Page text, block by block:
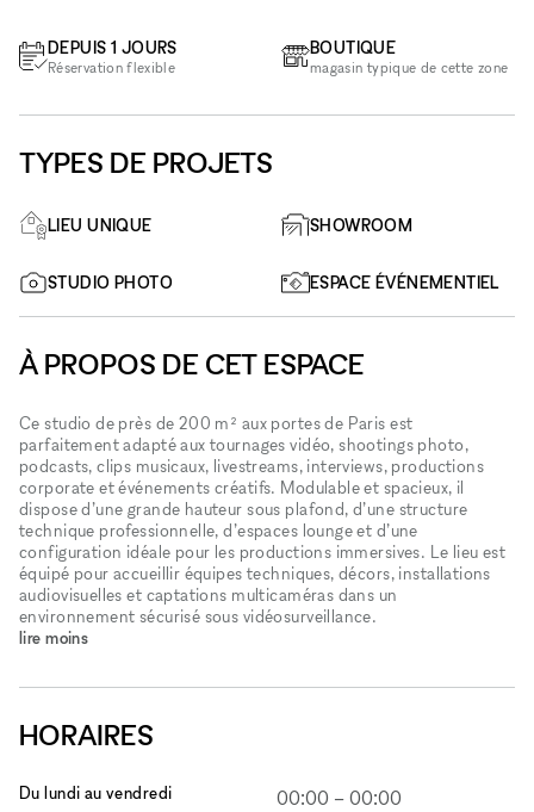
DEPUIS 1 JOURS
Réservation flexible
BOUTIQUE
magasin typique de cette zone
TYPES DE PROJETS
LIEU UNIQUE SHOWROOM
STUDIO PHOTO ESPACE ÉVÉNEMENTIEL
À PROPOS DE CET ESPACE
Ce studio de près de 200 m² aux portes de Paris est
parfaitement adapté aux tournages vidéo, shootings photo,
podcasts, clips musicaux, livestreams, interviews, productions
corporate et événements créatifs. Modulable et spacieux, il
dispose d’une grande hauteur sous plafond, d’une structure
technique professionnelle, d’espaces lounge et d’une
configuration idéale pour les productions immersives. Le lieu est
équipé pour accueillir équipes techniques, décors, installations
audiovisuelles et captations multicaméras dans un
environnement sécurisé sous vidéosurveillance.
lire moins
HORAIRES
Du lundi au vendredi 00:00 – 00:00